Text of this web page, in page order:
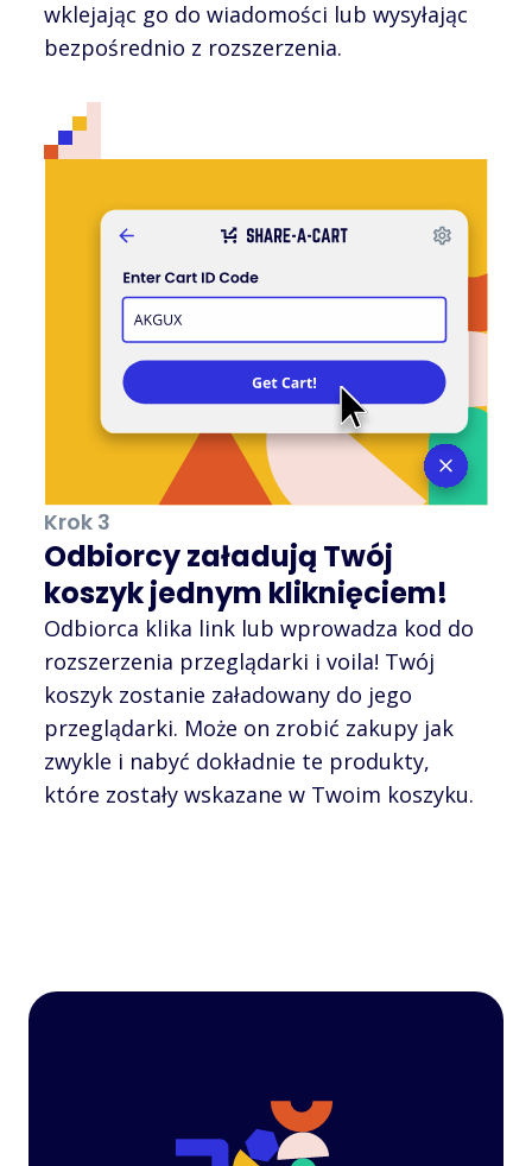
wklejając go do wiadomości lub wysyłając
bezpośrednio z rozszerzenia.
Krok 3
Odbiorcy załadują Twój
koszyk jednym kliknięciem!
Odbiorca klika link lub wprowadza kod do
rozszerzenia przeglądarki i voila! Twój
koszyk zostanie załadowany do jego
przeglądarki. Może on zrobić zakupy jak
zwykle i nabyć dokładnie te produkty,
które zostały wskazane w Twoim koszyku.